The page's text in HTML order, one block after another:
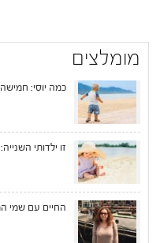
מומלצים
כמה יוסי:
זו ילדותי
החיים עם שמי